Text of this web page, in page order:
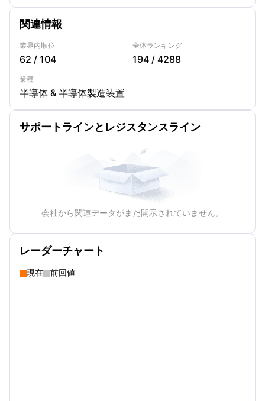
関連情報
業界内順位
62 / 104
全体ランキング
194 / 4288
業種
半導体 & 半導体製造装置
サポートラインとレジスタンスライン
会社から関連データがまだ開示されていません。
レーダーチャート
現在 前回値